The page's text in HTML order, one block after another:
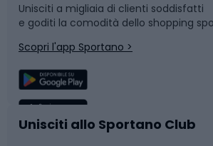
Corsa
Sport di squadra
Caschi da ciclismo
Snowboard
Camminata nordica
Nuoto
Unisciti a migliaia di clienti soddisfatti
e goditi la comodità dello shopping
Scopri l'app Sportano >
Unisciti allo Sportano Club